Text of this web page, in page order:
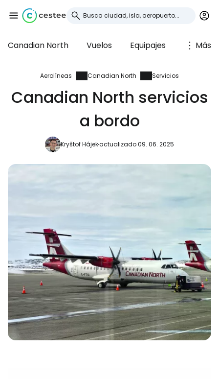
Canadian North Vuelos Equipajes Más
Aerolíneas Canadian North Servicios
Canadian North servicios
a bordo
Kryštof Hájekactualizado 09. 06. 2025
Iniciar sesión en
Cestee
... la comunidad mundial de viajeros
Continuar con Email